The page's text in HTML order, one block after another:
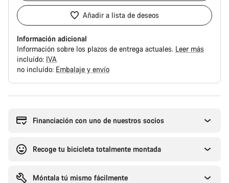
Añadir a lista de deseos
Información adicional
Información sobre los plazos de entrega actuales. Leer más
incluído: IVA
no incluído: Embalaje y envío
compra
Financiación con uno de nuestros socios
Recoge tu bicicleta totalmente montada
Móntala tú mismo fácilmente